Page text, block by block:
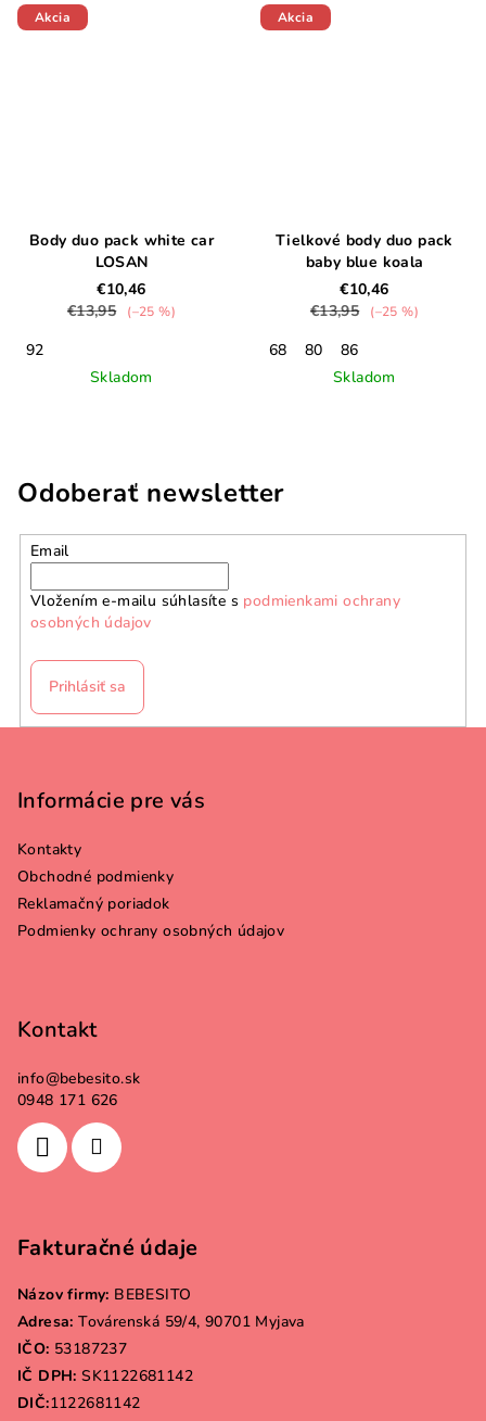
Akcia
Body duo pack white car
LOSAN
€10,46
€13,95
(–25 %)
92
Skladom
Akcia
Tielkové body duo pack
baby blue koala
€10,46
€13,95
(–25 %)
68 80
86
Skladom
Odoberať newsletter
Email
Vložením e-mailu súhlasíte s podmienkami ochrany
osobných údajov
Prihlásiť sa
Informácie pre vás
Kontakty
Obchodné podmienky
Reklamačný poriadok
Podmienky ochrany osobných údajov
Kontakt
info@bebesito.sk
0948 171 626
Fakturačné údaje
Názov firmy: BEBESITO
Adresa: Továrenská 59/4, 90701 Myjava
IČO: 53187237
IČ DPH: SK1122681142
DIČ:1122681142